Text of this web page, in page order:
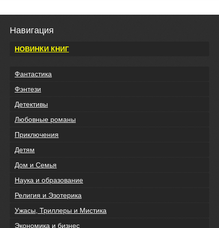
Навигация
НОВИНКИ КНИГ
Фантастика
Фэнтези
Детективы
Любовные романы
Приключения
Детям
Дом и Семья
Наука и образование
Религия и Эзотерика
Ужасы, Триллеры и Мистика
Экономика и бизнес